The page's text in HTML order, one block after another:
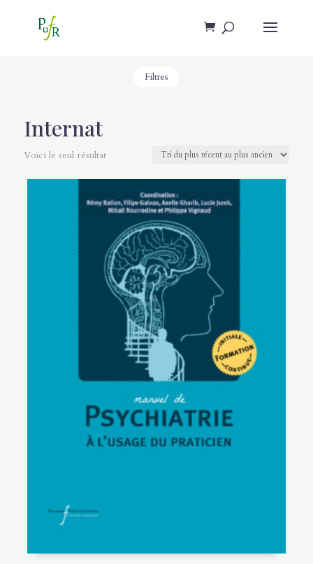
Filtres
Internat
Voici le seul résultat